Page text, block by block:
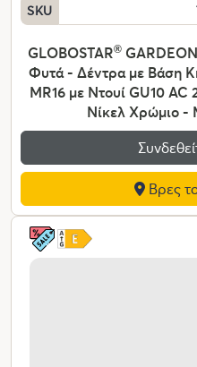
SKU
GLOBOSTAR®
Φυτά - Δέντρα με Βάση
MR16 με Ντουί GU10
Νίκελ Χρώμιο -
Βρες